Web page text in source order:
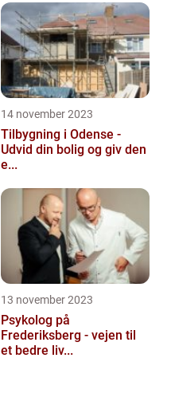
14 november 2023
Tilbygning i Odense -
Udvid din bolig og giv den
e...
13 november 2023
Psykolog på
Frederiksberg - vejen til
et bedre liv...